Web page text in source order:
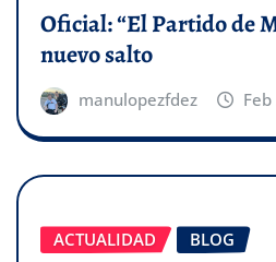
Oficial: “El Partido de
nuevo salto
manulopezfdez
ACTUALIDAD BLOG